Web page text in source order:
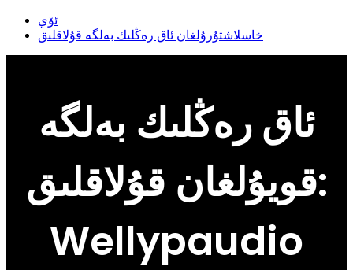
ئۆي
خاسلاشتۇرۇلغان ئاق رەڭلىك بەلگە قۇلاقلىق
ئاق رەڭلىك بەلگە
قويۇلغان قۇلاقلىق:
Wellypaudio